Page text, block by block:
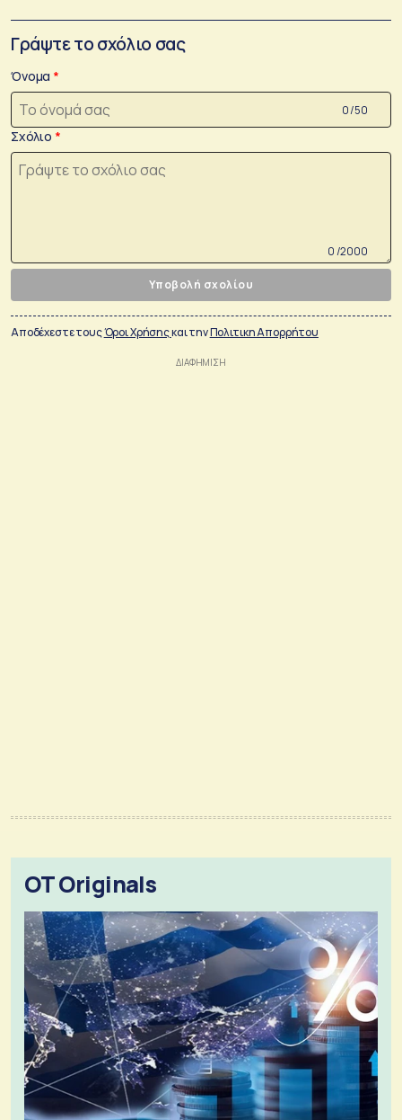
Γράψτε το σχόλιο σας
Όνομα
0 /50
Σχόλιο
0 /2000
Υποβολή σχολίου
Αποδέχεστε τουςΌροι Χρήσηςκαι τηνΠολιτικη Απορρήτου
OT Originals